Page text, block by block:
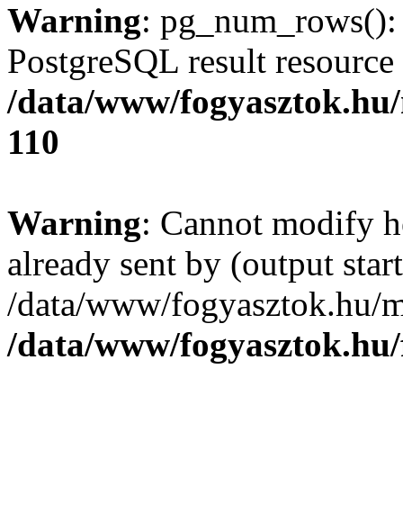
Warning:
PostgreSQL result
/data/www/
110
Warning: Cannot modify
already sent by (output
/data/www/fogyasztok.hu/
/data/www/